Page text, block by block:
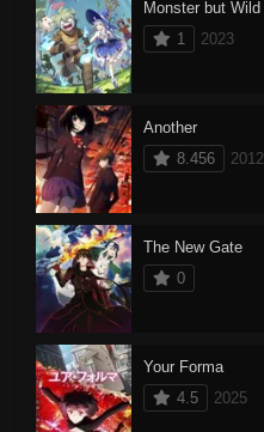
Monster but Wild
1
2023
Another
8.456
2012
The New Gate
0
Your Forma
4.5
2025